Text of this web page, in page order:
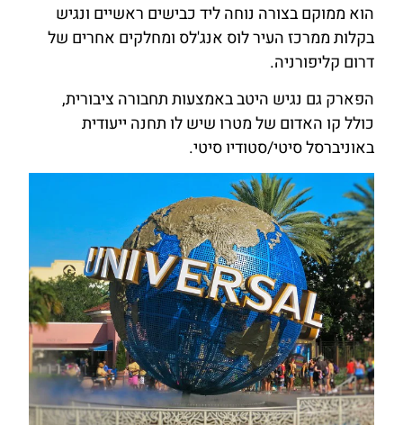
הוא ממוקם בצורה נוחה ליד כבישים ראשיים ונגיש
בקלות ממרכז העיר לוס אנג'לס ומחלקים אחרים של
דרום קליפורניה.
הפארק גם נגיש היטב באמצעות תחבורה ציבורית,
כולל קו האדום של מטרו שיש לו תחנה ייעודית
באוניברסל סיטי/סטודיו סיטי.